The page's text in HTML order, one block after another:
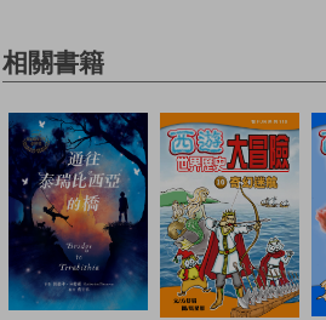
相關書籍